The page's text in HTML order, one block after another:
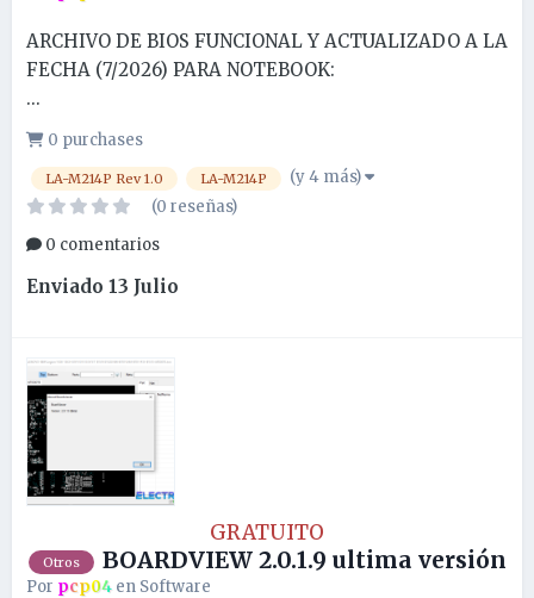
ARCHIVO DE BIOS FUNCIONAL Y ACTUALIZADO A LA
FECHA (7/2026) PARA NOTEBOOK:
...
0 purchases
LA-M214P Rev 1.0 LA-M214P
(y 4 más)
(0 reseñas)
0 comentarios
Enviado 13 Julio
GRATUITO
Otros BOARDVIEW 2.0.1.9 ultima versión
Por pcp04 en Software